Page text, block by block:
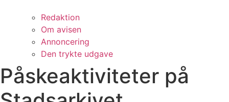
Redaktion
Om avisen
Annoncering
Den trykte udgave
Påskeaktiviteter på